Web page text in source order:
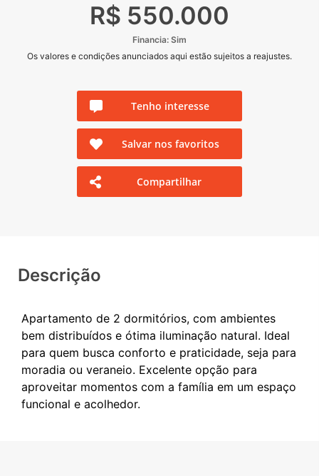
R$ 550.000
Financia: Sim
Os valores e condições anunciados aqui estão sujeitos a reajustes.
Tenho interesse
Salvar nos favoritos
Compartilhar
Descrição
Apartamento de 2 dormitórios, com ambientes
bem distribuídos e ótima iluminação natural. Ideal
para quem busca conforto e praticidade, seja para
moradia ou veraneio. Excelente opção para
aproveitar momentos com a família em um espaço